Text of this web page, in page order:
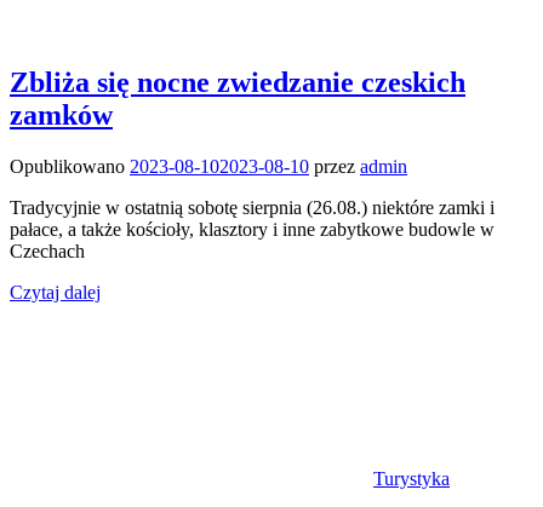
Zbliża się nocne zwiedzanie czeskich
zamków
Opublikowano 2023-08-102023-08-10 przez admin
Tradycyjnie w ostatnią sobotę sierpnia (26.08.) niektóre zamki i
pałace, a także kościoły, klasztory i inne zabytkowe budowle w
Czechach
Czytaj dalej
Turystyka